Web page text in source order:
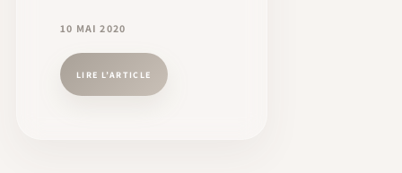
10 MAI 2020
LIRE L’ARTICLE